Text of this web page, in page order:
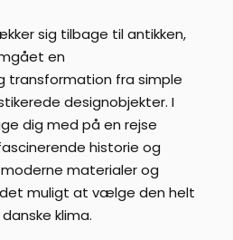
sig tilbage til antikken,
en
fra simple
designobjekter. I
dig med på en rejse
historie og
materialer og
muligt at vælge den helt
klima.